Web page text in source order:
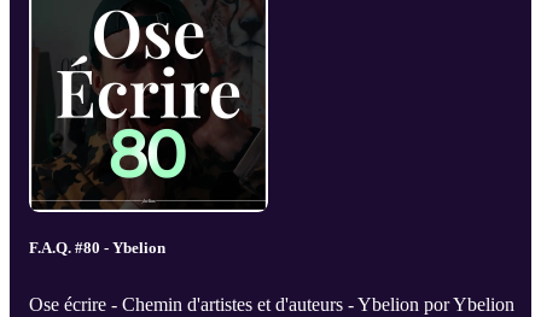
F.A.Q. #80 - Ybelion
Ose écrire - Chemin d'artistes et d'auteurs - Ybelion por Ybelion